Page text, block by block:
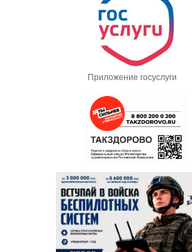
Приложение госуслуги